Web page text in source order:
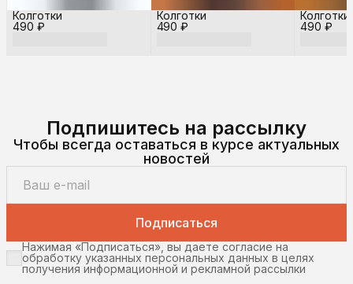
490 ₽
Колготки
490 ₽
Колготки
490 ₽
Колготки
Подпишитесь на рассылку
Чтобы всегда оставаться в курсе актуальных
новостей
Подписаться
Нажимая «Подписаться», вы даете согласие на
обработку указанных персональных данных в целях
получения информационной и рекламной рассылки